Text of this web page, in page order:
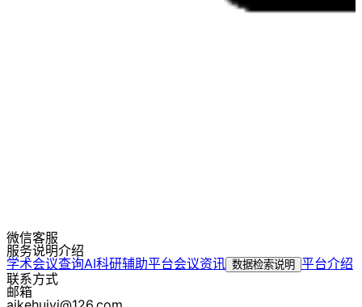
微信客服
服务说明介绍
学术会议查询AI科研辅助平台会议资讯 数据检索说明 平台介绍
联系方式
邮箱